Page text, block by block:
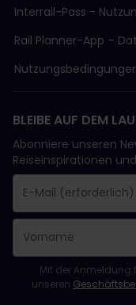
Interrail-Pass -
Rail Planner-App –
BLEIBE AUF DEM
Abonniere unseren
Reiseinspirationen
Das Feld „E-Mail-
Diese E-Mail-
Beim Abonnieren
Du hast diesen
Bitte stimme den
Mit der Anmeldung
unseren